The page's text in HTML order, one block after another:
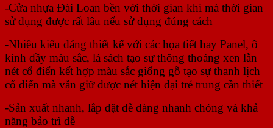
-Cửa nhựa Đài Loan bền với thời gian khi mà thời gian
sử dụng được rất lâu nếu sử dụng đúng cách
-Nhiều kiểu dáng thiết kế với các họa tiết hay Panel, ô
kính đầy màu sắc, lá sách tạo sự thông thoáng xen lẫn
nét cổ điển kết hợp màu sắc giống gỗ tạo sự thanh lịch
cổ điển mà vẫn giữ được nét hiện đại trẻ trung cần thiết
-Sản xuất nhanh, lắp đặt dễ dàng nhanh chóng và khả
năng bảo trì dễ